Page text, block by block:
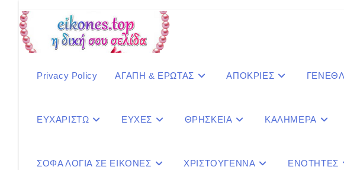
content
Privacy Policy ΑΓΑΠΗ & ΕΡΩΤΑΣ ΑΠΟΚΡΙΕΣ
ΕΥΧΑΡΙΣΤΩ ΕΥΧΕΣ ΘΡΗΣΚΕΙΑ ΚΑΛΗΜΕΡΑ
ΣΟΦΑ ΛΟΓΙΑ ΣΕ ΕΙΚΟΝΕΣ ΧΡΙΣΤΟΥΓΕΝΝΑ ΕΝΟΤΗΤΕΣ